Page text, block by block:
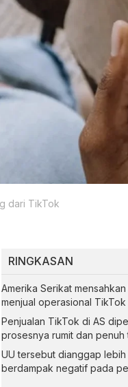
dari TikTok
RINGKASAN
Amerika Serikat
menjual operasional TikTok
Penjualan TikTok di AS
prosesnya rumit dan penuh
UU tersebut dianggap
berdampak negatif pada